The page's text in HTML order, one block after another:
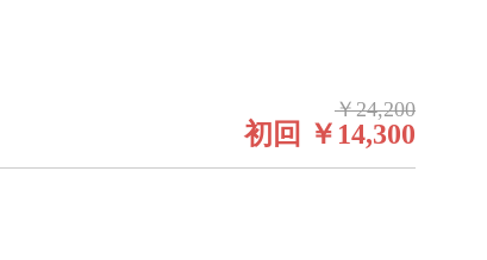
￥24,200
初回 ￥14,300